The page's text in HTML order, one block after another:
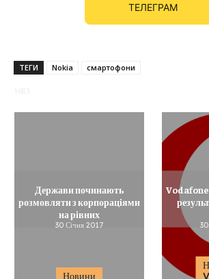
ТЕЛЕГРАМ
ТЕГИ Nokia смартофони
Новини
Держави починають
розмовляти з корпораціями
на рівних
30 Січня 2017
Vodafone